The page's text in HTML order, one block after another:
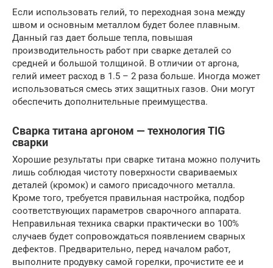
Если использовать гелий, то переходная зона между
швом и основным металлом будет более плавным.
Данный газ дает больше тепла, повышая
производительность работ при сварке деталей со
средней и большой толщиной. В отличии от аргона,
гелий имеет расход в 1.5 – 2 раза больше. Иногда может
использоваться смесь этих защитных газов. Они могут
обеспечить дополнительные преимущества.
Сварка титана аргоном — технология TIG
сварки
Хорошие результаты при сварке титана можно получить
лишь соблюдая чистоту поверхности свариваемых
деталей (кромок) и самого присадочного металла.
Кроме того, требуется правильная настройка, подбор
соответствующих параметров сварочного аппарата.
Неправильная техника сварки практически во 100%
случаев будет сопровождаться появлением сварных
дефектов. Предварительно, перед началом работ,
выполните продувку самой горелки, прочистите ее и